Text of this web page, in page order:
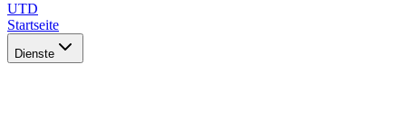
UTD
Startseite
Dienste